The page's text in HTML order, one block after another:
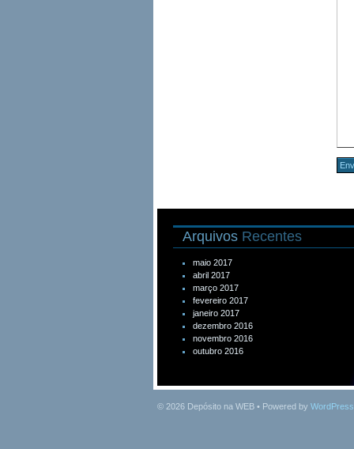
Arquivos Recentes
maio 2017
abril 2017
março 2017
fevereiro 2017
janeiro 2017
dezembro 2016
novembro 2016
outubro 2016
© 2026 Depósito na WEB • Powered by WordPress